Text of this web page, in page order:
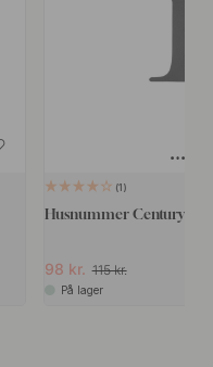
1
Husnummer Century -
98 kr. 115 kr.
På lager